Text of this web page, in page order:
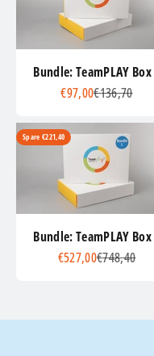
Bundle: TeamPLAY Box
Angebot
€97,00Regulärer
€136,70
Spare €221,40
Bundle: TeamPLAY Box
Angebot
€527,00Regulärer
€748,40